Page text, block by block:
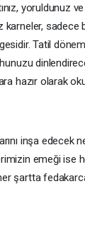
yoruldunuz
karneler,
Tatil
hazır olarak
inşa edecek
emeği ise
şartta